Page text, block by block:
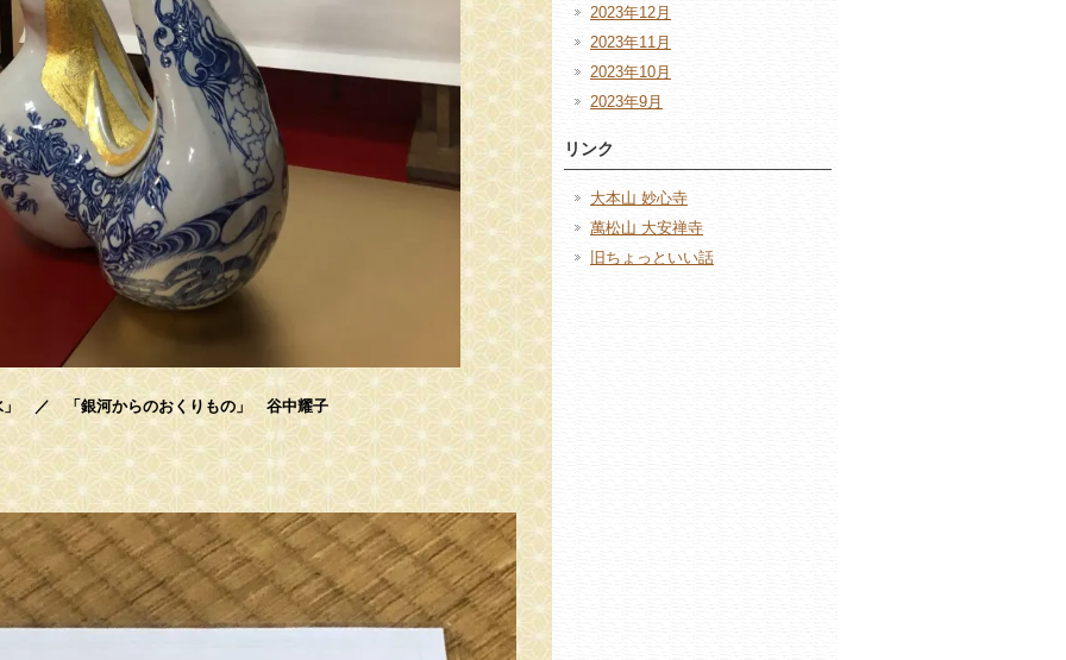
」 ／ 「銀河からのおくりもの」 谷中耀子
2023年12月
2023年11月
2023年10月
2023年9月
リンク
大本山 妙心寺
萬松山 大安禅寺
旧ちょっといい話